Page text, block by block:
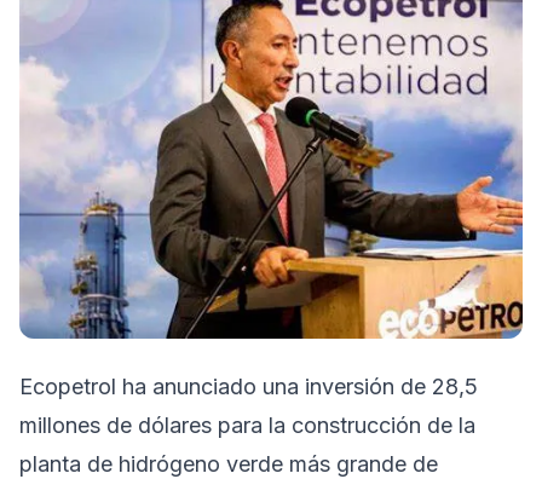
Ecopetrol ha anunciado una inversión de 28,5
millones de dólares para la construcción de la
planta de hidrógeno verde más grande de